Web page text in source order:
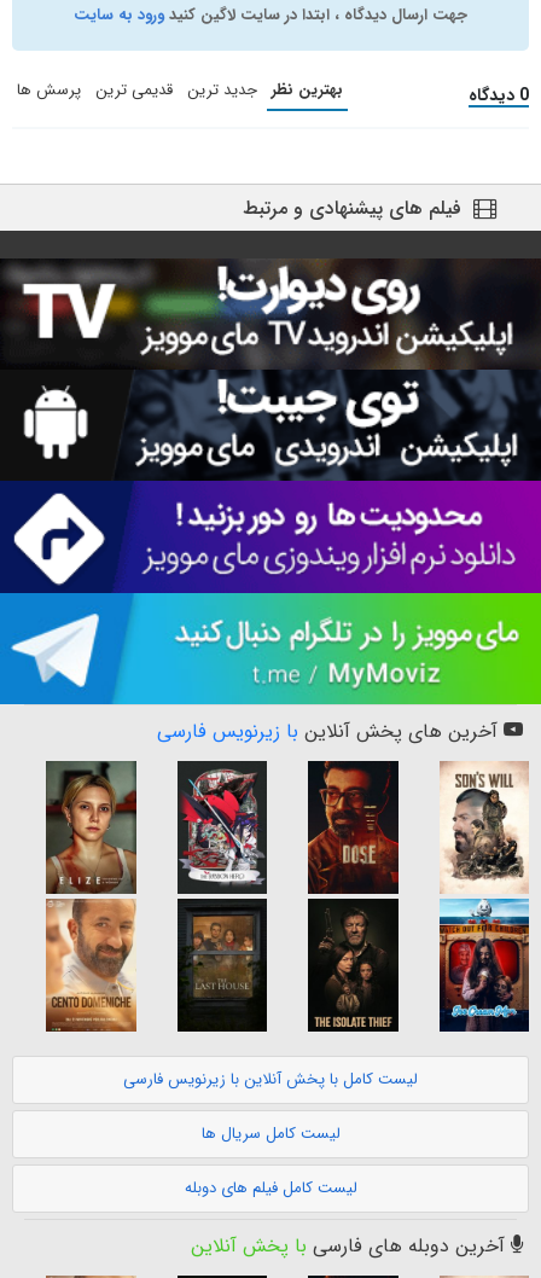
جهت ارسال دیدگاه ، ابتدا در سایت لاگین کنیدورود به سایت
0 دیدگاه بهترین نظر جدید ترین قدیمی ترین پرسش ها
فیلم های پیشنهادی و مرتبط
آخرین های پخش آنلاین با زیرنویس فارسی
لیست کامل با پخش آنلاین با زیرنویس فارسی
لیست کامل سریال ها
لیست کامل فیلم های دوبله
آخرین دوبله های فارسی با پخش آنلاین